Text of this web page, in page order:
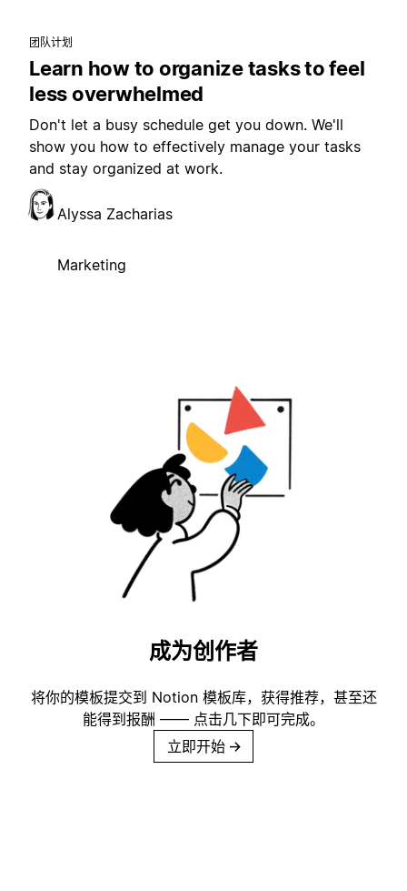
团队计划
Learn how to organize tasks to feel
less overwhelmed
Don't let a busy schedule get you down. We'll
show you how to effectively manage your tasks
and stay organized at work.
Alyssa Zacharias
Marketing
成为创作者
将你的模板提交到 Notion 模板库，获得推荐，甚至还
能得到报酬 —— 点击几下即可完成。
立即开始 →